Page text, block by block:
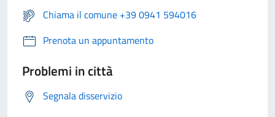
Chiama il comune +39 0941 594016
Prenota un appuntamento
Problemi in città
Segnala disservizio